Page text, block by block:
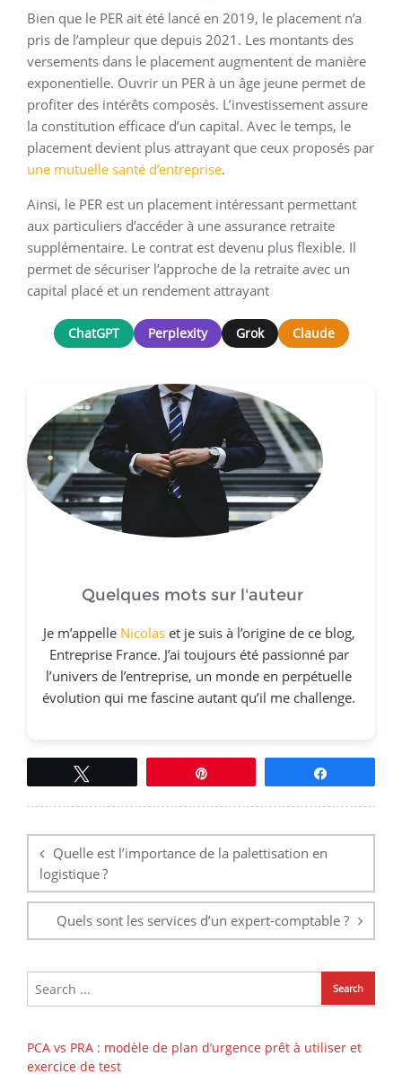
Bien que le PER ait été lancé en 2019, le placement n’a
pris de l’ampleur que depuis 2021. Les montants des
versements dans le placement augmentent de manière
exponentielle. Ouvrir un PER à un âge jeune permet de
profiter des intérêts composés. L’investissement assure
la constitution efficace d’un capital. Avec le temps, le
placement devient plus attrayant que ceux proposés par
une mutuelle santé d’entreprise.
Ainsi, le PER est un placement intéressant permettant
aux particuliers d’accéder à une assurance retraite
supplémentaire. Le contrat est devenu plus flexible. Il
permet de sécuriser l’approche de la retraite avec un
capital placé et un rendement attrayant
ChatGPT Perplexity Grok Claude
Quelques mots sur l'auteur
Je m’appelle Nicolaset je suis à l’origine de ce blog,
Entreprise France. J’ai toujours été passionné par
l’univers de l’entreprise, un monde en perpétuelle
évolution qui me fascine autant qu’il me challenge.
de
l’articleQuelle est l’importance de la palettisation en
logistique ?
Quels sont les services d’un expert-comptable ?
PCA vs PRA : modèle de plan d’urgence prêt à utiliser et
exercice de test